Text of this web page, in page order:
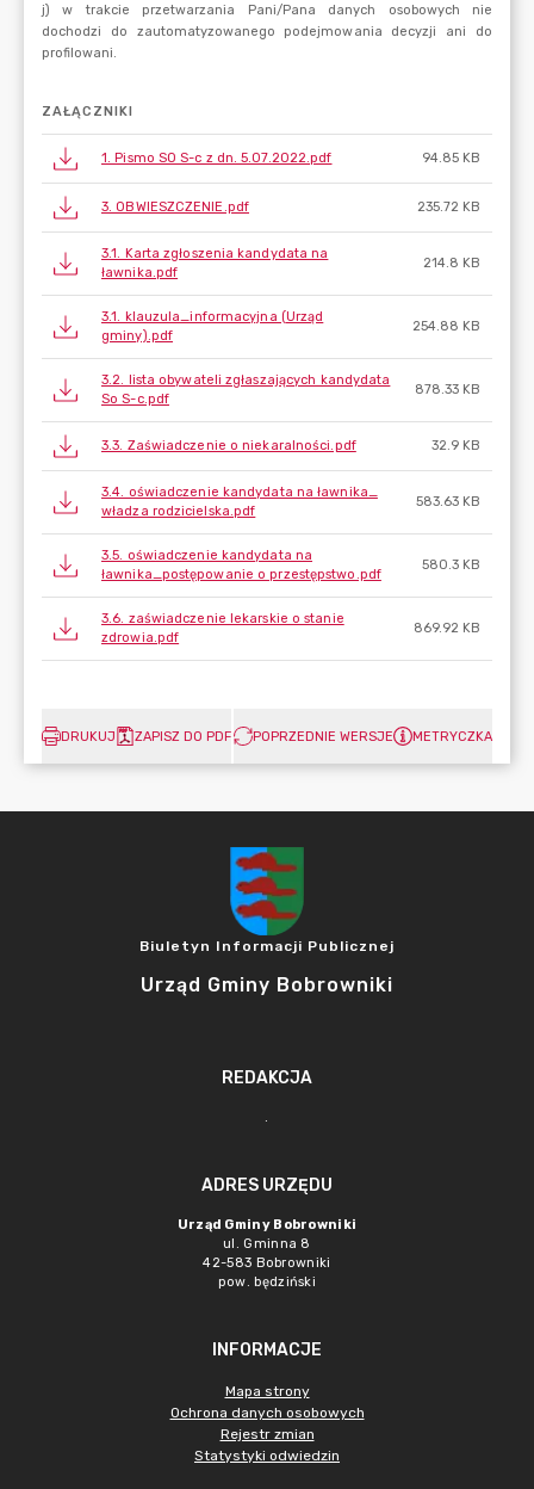
ZAŁĄCZNIKI
1. Pismo SO S-c z dn. 5.07.2022.pdf 94.85 KB
3. OBWIESZCZENIE.pdf 235.72 KB
3.1. Karta zgłoszenia kandydata na
ławnika.pdf
214.8 KB
3.1. klauzula_informacyjna (Urząd
gminy).pdf
254.88 KB
3.2. lista obywateli zgłaszających kandydata
So S-c.pdf
878.33 KB
3.3. Zaświadczenie o niekaralności.pdf 32.9 KB
3.4. oświadczenie kandydata na ławnika_
władza rodzicielska.pdf
583.63 KB
3.5. oświadczenie kandydata na
ławnika_postępowanie o przestępstwo.pdf
580.3 KB
3.6. zaświadczenie lekarskie o stanie
zdrowia.pdf
869.92 KB
DRUKUJ ZAPISZ DO PDF POPRZEDNIE WERSJE METRYCZKA
Biuletyn Informacji Publicznej
Urząd Gminy Bobrowniki
REDAKCJA
.
ADRES URZĘDU
Urząd Gminy Bobrowniki
ul. Gminna 8
42-583 Bobrowniki
pow. będziński
INFORMACJE
Mapa strony
Ochrona danych osobowych
Rejestr zmian
Statystyki odwiedzin